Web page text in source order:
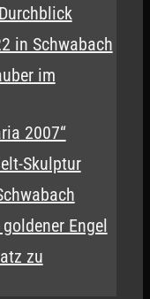
in Schwabach
im
2007“
Skulptur
Engel
zu